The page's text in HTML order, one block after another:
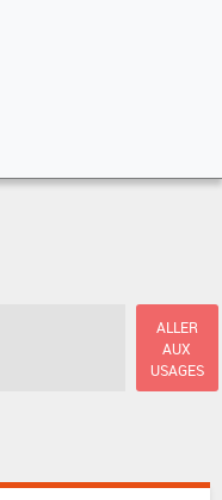
ALLER
AUX
USAGES